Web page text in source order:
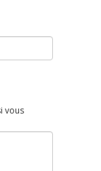
vous